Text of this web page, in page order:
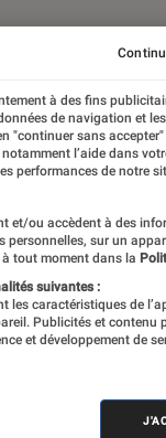
à des fins
de navigation et
"continuer sans accepter"
l’aide dans
performances de notre
et/ou accèdent à des
personnelles, sur un
tout moment dans la
suivantes :
les caractéristiques de
Publicités et contenu
et développement de